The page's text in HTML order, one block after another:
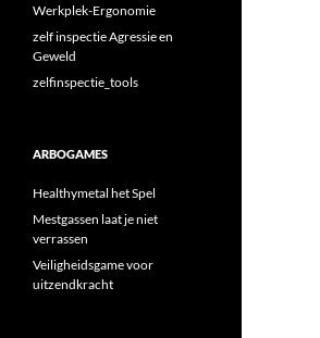
Werkplek-Ergonomie
zelf inspectie Agressie en
Geweld
zelfinspectie_tools
ARBOGAMES
Healthymetal het Spel
Mestgassen laat je niet
verrassen
Veiligheidsgame voor
uitzendkracht